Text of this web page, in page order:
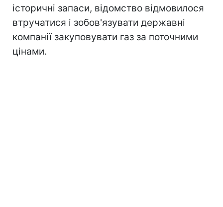
історичні запаси, відомство відмовилося
втручатися і зобов'язувати державні
компанії закуповувати газ за поточними
цінами.